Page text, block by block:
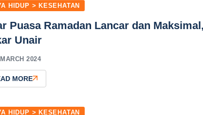
HIDUP > KESEHATAN
Puasa Ramadan Lancar dan
Unair
2024
MORE
HIDUP > KESEHATAN